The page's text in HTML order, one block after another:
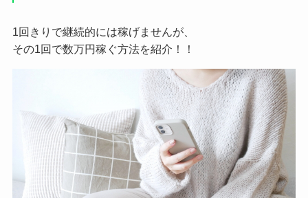
1回きりで継続的には稼げませんが、
その1回で数万円稼ぐ方法を紹介！！